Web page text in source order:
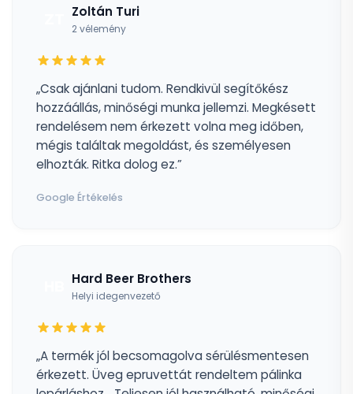
Zoltán Turi
2 vélemény
„Csak ajánlani tudom. Rendkivül segítőkész
hozzáállás, minőségi munka jellemzi. Megkésett
rendelésem nem érkezett volna meg időben,
mégis találtak megoldást, és személyesen
elhozták. Ritka dolog ez.”
Google Értékelés
Hard Beer Brothers
Helyi idegenvezető
„A termék jól becsomagolva sérülésmentesen
érkezett. Üveg epruvettát rendeltem pálinka